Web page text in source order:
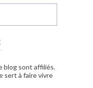
blog sont affiliés.
sert à faire vivre